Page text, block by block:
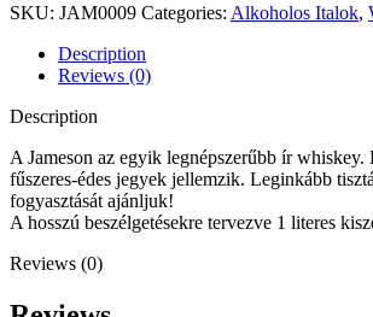
SKU: JAM0009 Categories: Alkoholos Italok,
Description
Reviews (0)
Description
A Jameson az egyik legnépszerűbb ír whiskey.
fűszeres-édes jegyek jellemzik. Leginkább
fogyasztását ajánljuk!
A hosszú beszélgetésekre tervezve 1 literes
Reviews (0)